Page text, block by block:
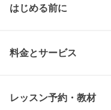
はじめる前に
料金とサービス
レッスン予約・教材